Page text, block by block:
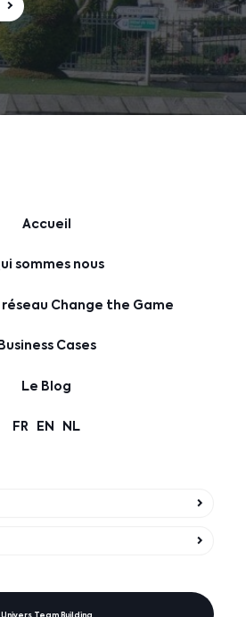
Accueil
sommes nous
Change the Game
Cases
Le Blog
FR EN NL